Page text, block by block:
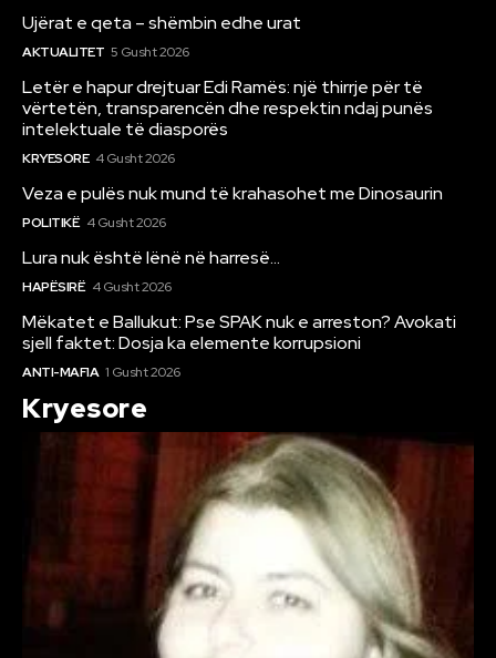
Ujërat e qeta – shëmbin edhe urat
AKTUALITET 5 Gusht 2026
Letër e hapur drejtuar Edi Ramës: një thirrje për të
vërtetën, transparencën dhe respektin ndaj punës
intelektuale të diasporës
KRYESORE 4 Gusht 2026
Veza e pulës nuk mund të krahasohet me Dinosaurin
POLITIKË 4 Gusht 2026
Lura nuk është lënë në harresë…
HAPËSIRË 4 Gusht 2026
Mëkatet e Ballukut: Pse SPAK nuk e arreston? Avokati
sjell faktet: Dosja ka elemente korrupsioni
ANTI-MAFIA 1 Gusht 2026
Kryesore